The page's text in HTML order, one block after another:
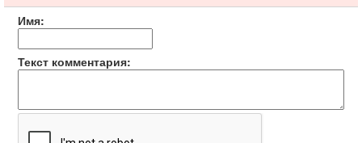
Имя:
Текст комментария: